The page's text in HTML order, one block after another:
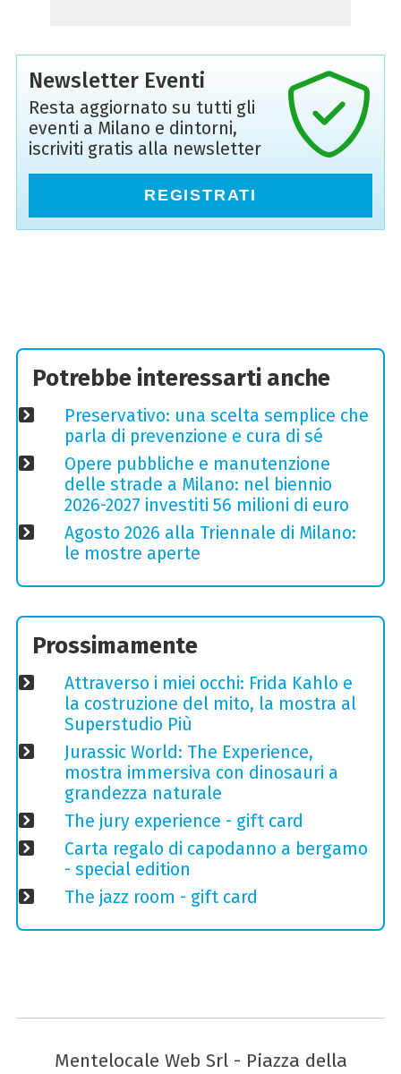
Newsletter Eventi
Resta aggiornato su tutti gli
eventi a Milano e dintorni,
iscriviti gratis alla newsletter
REGISTRATI
Potrebbe interessarti anche
Preservativo: una scelta semplice che
parla di prevenzione e cura di sé
Opere pubbliche e manutenzione
delle strade a Milano: nel biennio
2026-2027 investiti 56 milioni di euro
Agosto 2026 alla Triennale di Milano:
le mostre aperte
Prossimamente
Attraverso i miei occhi: Frida Kahlo e
la costruzione del mito, la mostra al
Superstudio Più
Jurassic World: The Experience,
mostra immersiva con dinosauri a
grandezza naturale
The jury experience - gift card
Carta regalo di capodanno a bergamo
- special edition
The jazz room - gift card
Mentelocale Web Srl - Piazza della